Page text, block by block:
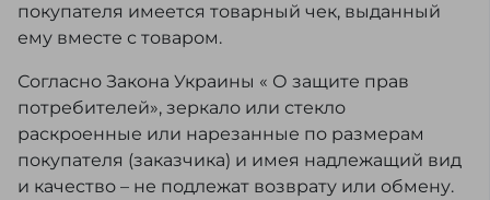
покупателя имеется товарный чек, выданный
ему вместе с товаром.
Согласно Закона Украины « О защите прав
потребителей», зеркало или стекло
раскроенные или нарезанные по размерам
покупателя (заказчика) и имея надлежащий вид
и качество – не подлежат возврату или обмену.